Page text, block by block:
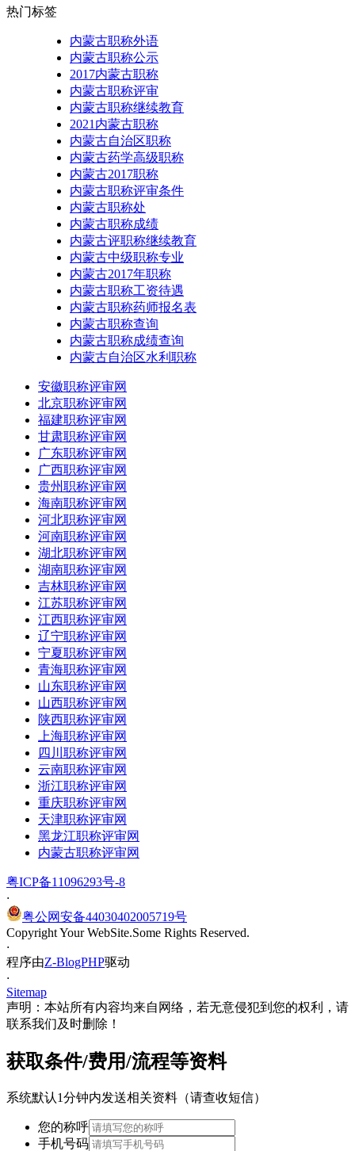
热门标签
内蒙古职称外语
内蒙古职称公示
2017内蒙古职称
内蒙古职称评审
内蒙古职称继续教育
2021内蒙古职称
内蒙古自治区职称
内蒙古药学高级职称
内蒙古2017职称
内蒙古职称评审条件
内蒙古职称处
内蒙古职称成绩
内蒙古评职称继续教育
内蒙古中级职称专业
内蒙古2017年职称
内蒙古职称工资待遇
内蒙古职称药师报名表
内蒙古职称查询
内蒙古职称成绩查询
内蒙古自治区水利职称
安徽职称评审网
北京职称评审网
福建职称评审网
甘肃职称评审网
广东职称评审网
广西职称评审网
贵州职称评审网
海南职称评审网
河北职称评审网
河南职称评审网
湖北职称评审网
湖南职称评审网
吉林职称评审网
江苏职称评审网
江西职称评审网
辽宁职称评审网
宁夏职称评审网
青海职称评审网
山东职称评审网
山西职称评审网
陕西职称评审网
上海职称评审网
四川职称评审网
云南职称评审网
浙江职称评审网
重庆职称评审网
天津职称评审网
黑龙江职称评审网
内蒙古职称评审网
粤ICP备11096293号-8
·
粤公网安备44030402005719号
Copyright Your WebSite.Some Rights Reserved.
·
程序由Z-BlogPHP驱动
·
Sitemap
声明：本站所有内容均来自网络，若无意侵犯到您的权利，请
联系我们及时删除！
获取条件/费用/流程等资料
系统默认1分钟内发送相关资料（请查收短信）
您的称呼
手机号码